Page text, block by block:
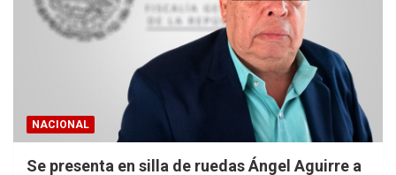
NACIONAL
Se presenta en silla de ruedas Ángel Aguirre a